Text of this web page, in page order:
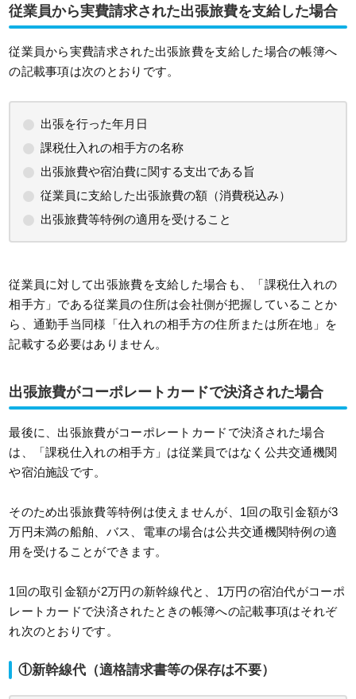
従業員から実費請求された出張旅費を支給した場合
従業員から実費請求された出張旅費を支給した場合の帳簿へ
の記載事項は次のとおりです。
出張を行った年月日
課税仕入れの相手方の名称
出張旅費や宿泊費に関する支出である旨
従業員に支給した出張旅費の額（消費税込み）
出張旅費等特例の適用を受けること
従業員に対して出張旅費を支給した場合も、「課税仕入れの
相手方」である従業員の住所は会社側が把握していることか
ら、通勤手当同様「仕入れの相手方の住所または所在地」を
記載する必要はありません。
出張旅費がコーポレートカードで決済された場合
最後に、出張旅費がコーポレートカードで決済された場合
は、「課税仕入れの相手方」は従業員ではなく公共交通機関
や宿泊施設です。
そのため出張旅費等特例は使えませんが、1回の取引金額が3
万円未満の船舶、バス、電車の場合は公共交通機関特例の適
用を受けることができます。
1回の取引金額が2万円の新幹線代と、1万円の宿泊代がコーポ
レートカードで決済されたときの帳簿への記載事項はそれぞ
れ次のとおりです。
①新幹線代（適格請求書等の保存は不要）